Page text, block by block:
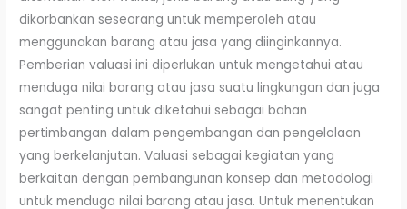
dikorbankan seseorang untuk memperoleh atau
menggunakan barang atau jasa yang diinginkannya.
Pemberian valuasi ini diperlukan untuk mengetahui atau
menduga nilai barang atau jasa suatu lingkungan dan juga
sangat penting untuk diketahui sebagai bahan
pertimbangan dalam pengembangan dan pengelolaan
yang berkelanjutan. Valuasi sebagai kegiatan yang
berkaitan dengan pembangunan konsep dan metodologi
untuk menduga nilai barang atau jasa. Untuk menentukan